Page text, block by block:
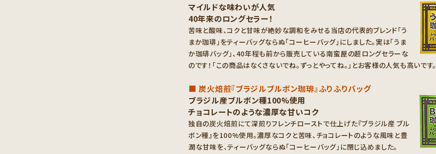
マイルドな味わいが人気
40年来のロングセラー！
苦味と酸味、コクと甘味が絶妙な調和をみせる当店の代表的ブレンド「う
まか珈琲」をティーバッグならぬ「コーヒーバッグ」にしました。実は「うま
か珈琲バッグ」、40年程も前から販売している南蛮屋の超ロングセラーな
のです！「この商品はなくさないでね。ずっとやってね。」とお客様の人気も高いです
■ 炭火焙煎『ブラジルブルボン珈琲』ふりふりバッグ
ブラジル産ブルボン種100%使用
チョコレートのような濃厚な甘いコク
独自の炭火焙煎にて深煎りフレンチローストで仕上げた『ブラジル産 ブル
ボン種』を100%使用。濃厚なコクと苦味、チョコレートのような風味と豊
潤な甘味を、ティーバッグならぬ「コーヒーバッグ」に閉じ込めました。